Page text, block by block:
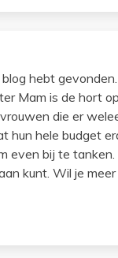
hebt
Mam is de hort
die er
hun hele budget
even bij te
kunt. Wil je